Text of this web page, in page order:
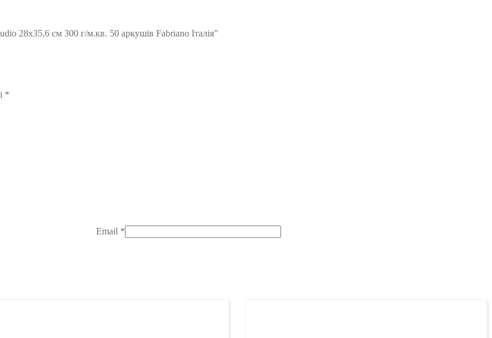
28х35,6 см 300 г/м.кв. 50 аркушів Fabriano Італія”
*
Email *